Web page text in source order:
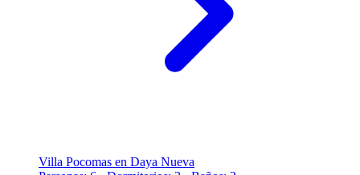
Villa Pocomas en Daya Nueva